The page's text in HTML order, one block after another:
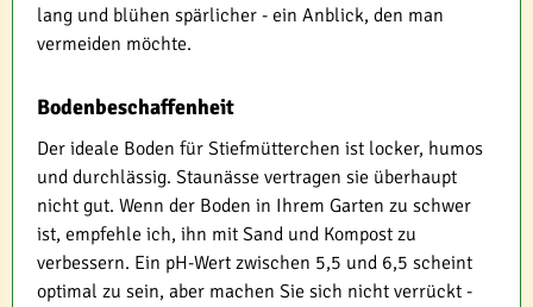
lang und blühen spärlicher - ein Anblick, den man
vermeiden möchte.
Bodenbeschaffenheit
Der ideale Boden für Stiefmütterchen ist locker, humos
und durchlässig. Staunässe vertragen sie überhaupt
nicht gut. Wenn der Boden in Ihrem Garten zu schwer
ist, empfehle ich, ihn mit Sand und Kompost zu
verbessern. Ein pH-Wert zwischen 5,5 und 6,5 scheint
optimal zu sein, aber machen Sie sich nicht verrückt -